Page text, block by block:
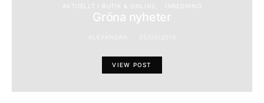
AKTUELLT I BUTIK & ONLINE
Gröna nyheter
VIEW POST